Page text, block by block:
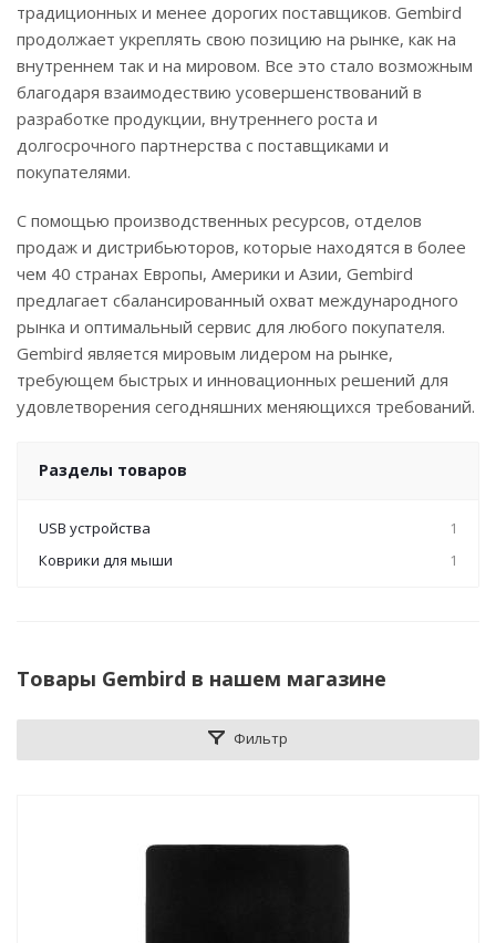
традиционных и менее дорогих поставщиков. Gembird
продолжает укреплять свою позицию на рынке, как на
внутреннем так и на мировом. Все это стало возможным
благодаря взаимодествию усовершенствований в
разработке продукции, внутреннего роста и
долгосрочного партнерства с поставщиками и
покупателями.
С помощью производственных ресурсов, отделов
продаж и дистрибьюторов, которые находятся в более
чем 40 странах Европы, Америки и Азии, Gembird
предлагает сбалансированный охват международного
рынка и оптимальный сервис для любого покупателя.
Gembird является мировым лидером на рынке,
требующем быстрых и инновационных решений для
удовлетворения сегодняшних меняющихся требований.
Разделы товаров
USB устройства
1
Коврики для мыши
1
Товары Gembird в нашем магазине
Фильтр